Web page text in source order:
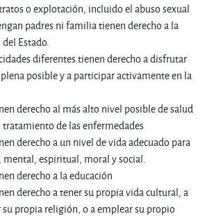
o explotación, incluido el abuso sexual
padres ni familia tienen derecho a la
Estado.
diferentes tienen derecho a disfrutar
posible y a participar activamente en la
derecho al más alto nivel posible de salud
tratamiento de las enfermedades
derecho a un nivel de vida adecuado para
mental, espiritual, moral y social.
derecho a la educación
derecho a tener su propia vida cultural, a
propia religión, o a emplear su propio